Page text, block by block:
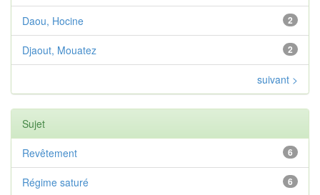
2
Daou, Hocine
2
Djaout, Mouatez
suivant >
Sujet
6
Revêtement
6
Régime saturé